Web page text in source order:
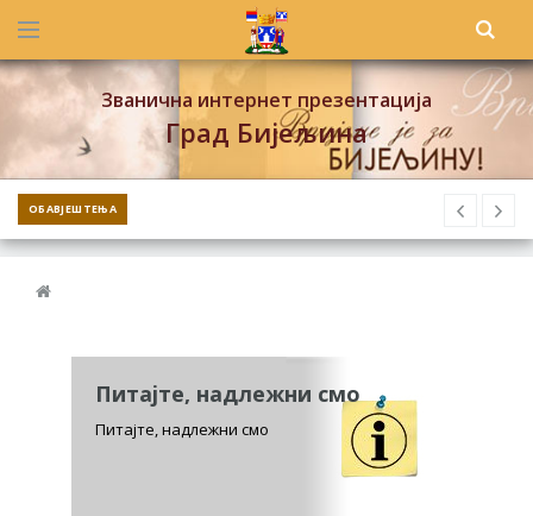
Званична интернет презентација
Град Бијељина
ОБАВЈЕШТЕЊА
Питајте, надлежни смо
Питајте, надлежни смо